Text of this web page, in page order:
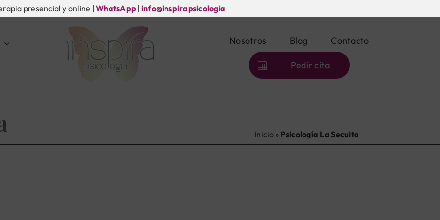
presencial y online |WhatsApp | info@inspirapsicologia
Nosotros Blog Contacto
Pedir cita
Inicio » Psicología La Secuita